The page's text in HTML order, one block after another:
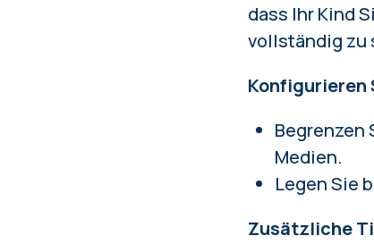
dass Ihr Kind
vollständig zu
Konfigurieren
Begrenzen
Medien.
Legen Sie
Zusätzliche